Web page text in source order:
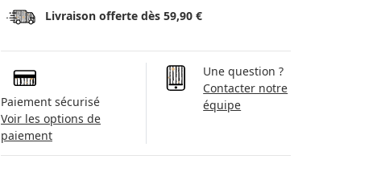
Livraison offerte dès 59,90 €
Paiement sécurisé
Voir les options de
paiement
Une question ?
Contacter notre
équipe